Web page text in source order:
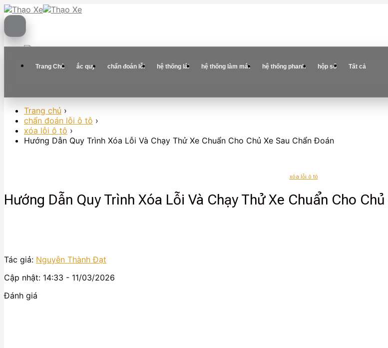
Skip
to
Trang Chủ ắc quy chẩn đoán lỗi hệ thống lái hệ thống làm mát hệ thống phanh hộp số Tất cả
Trang chủ ›
chẩn đoán lỗi ô tô ›
xóa lỗi ô tô ›
Hướng Dẫn Quy Trình Xóa Lỗi Và Chạy Thử Xe Chuẩn Cho Chủ Xe Sau Chẩn Đoán
xóa lỗi ô tô
Hướng Dẫn Quy Trình Xóa Lỗi Và Chạy Thử Xe Chuẩn Cho
Tác giả: Nguyễn Thành Đạt
Cập nhật: 14:33 - 11/03/2026
Đánh giá